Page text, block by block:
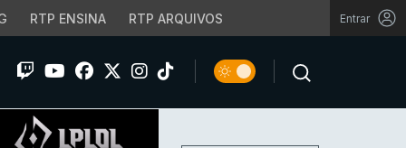
RTP ENSINA RTP ARQUIVOS Entrar